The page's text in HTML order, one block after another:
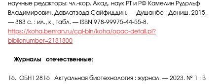
научные редакторы: чл.-кор. Акад. наук РТ и РФ Камелин Рудольф
Владимирович, Давлатзода Сайфиддин. — Душанбе : Дониш, 2015.
— 383 с. : ил., к., табл. — ISBN 978-99975-44-55-8.
https://koha.benran.ru/cgi-bin/koha/opac-detail.pl?
biblionumber=2181800
Журналы отечественные:
16. ОБН I 2816 Актуальная биотехнология : журнал. — 2023. № 1 : В